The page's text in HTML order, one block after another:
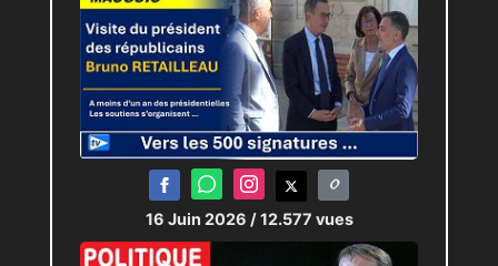
16 Juin 2026 / 12.577 vues